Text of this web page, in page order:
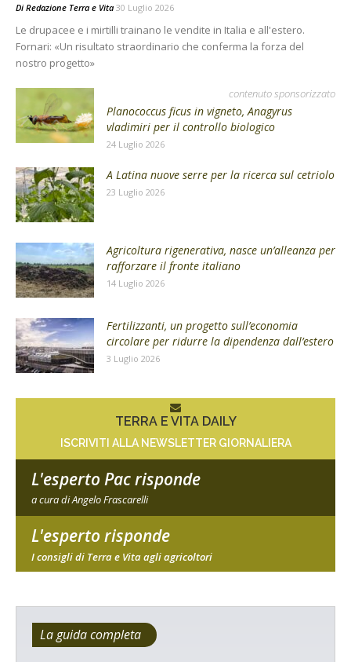
Di Redazione Terra e Vita 30 Luglio 2026
Le drupacee e i mirtilli trainano le vendite in Italia e all'estero.
Fornari: «Un risultato straordinario che conferma la forza del
nostro progetto»
contenuto sponsorizzato
Planococcus ficus in vigneto, Anagyrus
vladimiri per il controllo biologico
24 Luglio 2026
A Latina nuove serre per la ricerca sul cetriolo
23 Luglio 2026
Agricoltura rigenerativa, nasce un’alleanza per
rafforzare il fronte italiano
14 Luglio 2026
Fertilizzanti, un progetto sull’economia
circolare per ridurre la dipendenza dall’estero
3 Luglio 2026
TERRA E VITA DAILY
ISCRIVITI ALLA NEWSLETTER GIORNALIERA
L'esperto Pac risponde
a cura di Angelo Frascarelli
L'esperto risponde
I consigli di Terra e Vita agli agricoltori
La guida completa